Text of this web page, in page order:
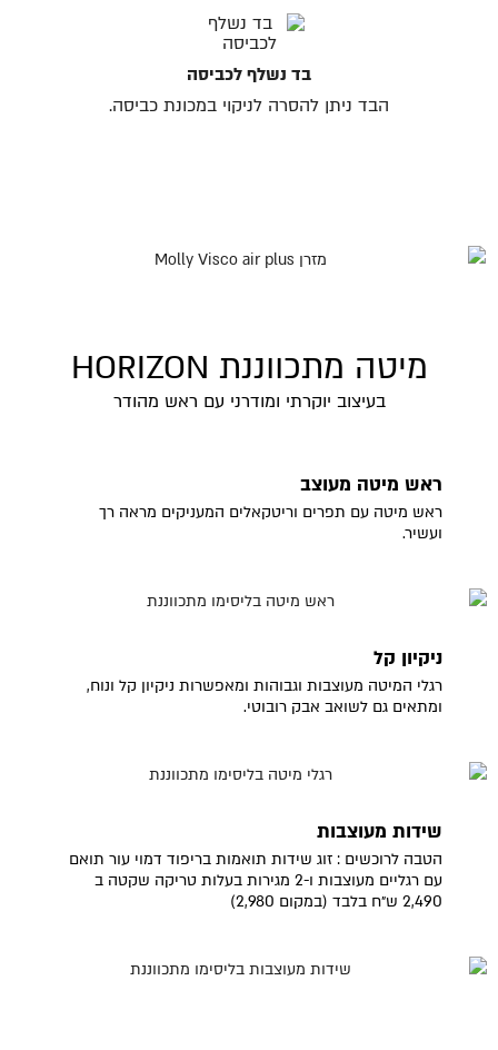
בד נשלף לכביסה
הבד ניתן להסרה לניקוי במכונת כביסה.
מיטה מתכווננת HORIZON
בעיצוב יוקרתי ומודרני עם ראש מהודר
ראש מיטה מעוצב
ראש מיטה עם תפרים וריטקאלים המעניקים מראה רך
ועשיר.
ניקיון קל
רגלי המיטה מעוצבות וגבוהות ומאפשרות ניקיון קל ונוח,
ומתאים גם לשואב אבק רובוטי.
שידות מעוצבות
הטבה לרוכשים : זוג שידות תואמות בריפוד דמוי עור תואם
עם רגליים מעוצבות ו-2 מגירות בעלות טריקה שקטה ב
2,490 ש״ח בלבד (במקום 2,980)